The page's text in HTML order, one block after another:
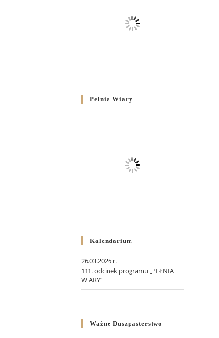
Pełnia Wiary
Kalendarium
26.03.2026 r.
111. odcinek programu „PEŁNIA
WIARY”
Ważne Duszpasterstwo